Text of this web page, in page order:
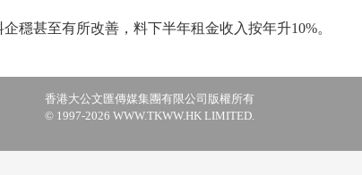
甚至有所改善，料下半年租金收入按年升10%。
香港大公文匯傳媒集團有限公司版權所有
© 1997-2026 WWW.TKWW.HK LIMITED.